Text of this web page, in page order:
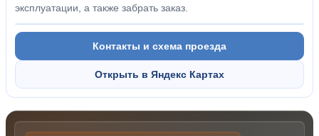
эксплуатации, а также забрать заказ.
Контакты и схема проезда
Открыть в Яндекс Картах